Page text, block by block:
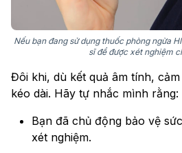
Nếu bạn đang sử dụng thuốc phòng ngừa
sĩ để được xét nghiệm
Đôi khi, dù kết quả âm tính,
kéo dài. Hãy tự nhắc mình rằng:
Bạn đã chủ động bảo vệ
xét nghiệm.